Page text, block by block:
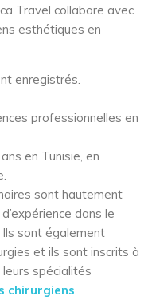
Travel collabore avec
esthétiques en
enregistrés.
professionnelles en
en Tunisie, en
sont hautement
dans le
sont également
et ils sont inscrits à
leurs spécialités
chirurgiens